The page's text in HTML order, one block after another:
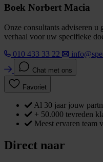
Boek Norbert Macia
Onze consultants adviseren
verhaal voor uw specifieke
010 433 33 22
Chat met ons
Favoriet
Al 30 jaar jouw
+ 50.000 tevreden
Meest ervaren team
Direct naar